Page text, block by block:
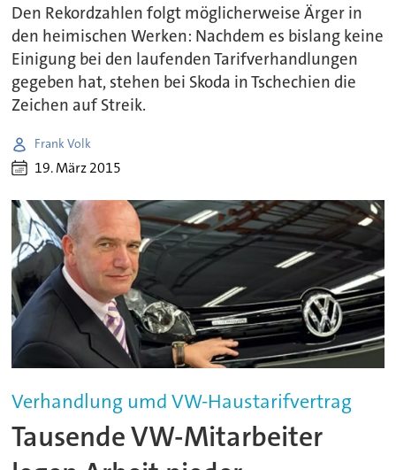
Den Rekordzahlen folgt möglicherweise Ärger in
den heimischen Werken: Nachdem es bislang keine
Einigung bei den laufenden Tarifverhandlungen
gegeben hat, stehen bei Skoda in Tschechien die
Zeichen auf Streik.
Frank Volk
19. März 2015
Verhandlung umd VW-Haustarifvertrag
Tausende VW-Mitarbeiter